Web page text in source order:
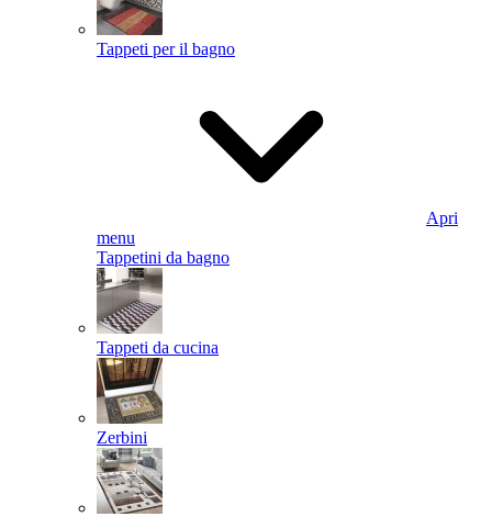
Tappeti per il bagno
Apri
menu
Tappetini da bagno
Tappeti da cucina
Zerbini